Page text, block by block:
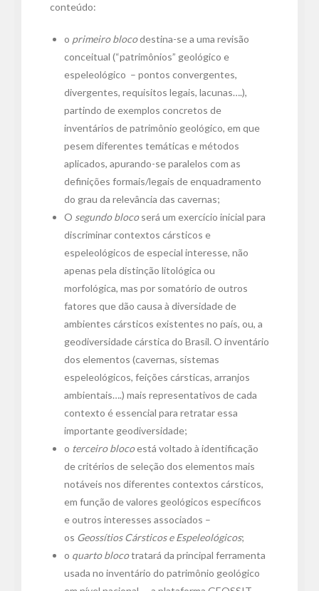
conteúdo:
o primeiro blocodestina-se a uma revisão
conceitual (“patrimônios” geológico e
espeleológico – pontos convergentes,
divergentes, requisitos legais, lacunas….),
partindo de exemplos concretos de
inventários de patrimônio geológico, em que
pesem diferentes temáticas e métodos
aplicados, apurando-se paralelos com as
definições formais/legais de enquadramento
do grau da relevância das cavernas;
O segundo blocoserá um exercício inicial para
discriminar contextos cársticos e
espeleológicos de especial interesse, não
apenas pela distinção litológica ou
morfológica, mas por somatório de outros
fatores que dão causa à diversidade de
ambientes cársticos existentes no país, ou, a
geodiversidade cárstica do Brasil. O inventário
dos elementos (cavernas, sistemas
espeleológicos, feições cársticas, arranjos
ambientais….) mais representativos de cada
contexto é essencial para retratar essa
importante geodiversidade;
o terceiro blocoestá voltado à identificação
de critérios de seleção dos elementos mais
notáveis nos diferentes contextos cársticos,
em função de valores geológicos específicos
e outros interesses associados –
os Geossítios Cársticos e Espeleológicos;
o quarto blocotratará da principal ferramenta
usada no inventário do patrimônio geológico